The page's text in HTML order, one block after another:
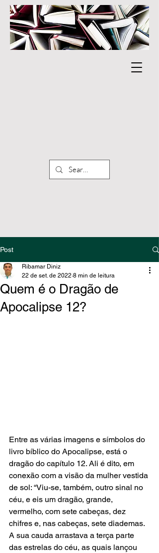
Post
Quem é o Dragão de
Apocalipse 12?
Ribamar Diniz
22 de set. de 2022 8 min de leitura
Entre as várias imagens e símbolos do
livro bíblico do Apocalipse, está o
dragão do capítulo 12. Ali é dito, em
conexão com a visão da mulher vestida
de sol: “Viu-se, também, outro sinal no
céu, e eis um dragão, grande,
vermelho, com sete cabeças, dez
chifres e, nas cabeças, sete diademas.
A sua cauda arrastava a terça parte
das estrelas do céu, as quais lançou